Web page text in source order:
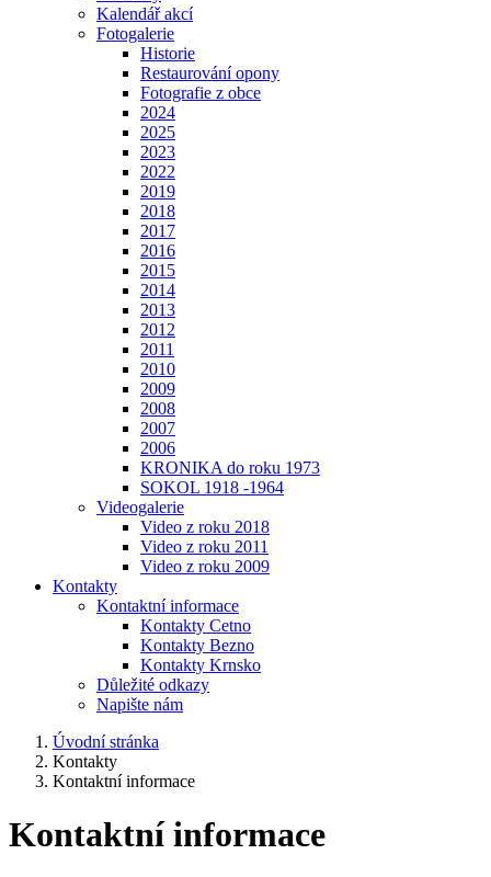
Kalendář akcí
Fotogalerie
Historie
Restaurování opony
Fotografie z obce
2024
2025
2023
2022
2019
2018
2017
2016
2015
2014
2013
2012
2011
2010
2009
2008
2007
2006
KRONIKA do roku 1973
SOKOL 1918 -1964
Videogalerie
Video z roku 2018
Video z roku 2011
Video z roku 2009
Kontakty
Kontaktní informace
Kontakty Cetno
Kontakty Bezno
Kontakty Krnsko
Důležité odkazy
Napište nám
Úvodní stránka
Kontakty
Kontaktní informace
Kontaktní informace